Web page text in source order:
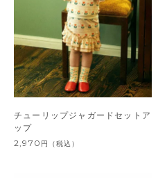
チューリップジャガードセットア
ップ
2,970 円 （税込）